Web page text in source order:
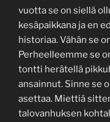
vuotta se on siellä
kesäpaikkana ja en
historiaa. Vähän se
Perheelleemme se
tontti herätellä
ansainnut. Sinne se
asettaa. Miettiä
talovanhuksen